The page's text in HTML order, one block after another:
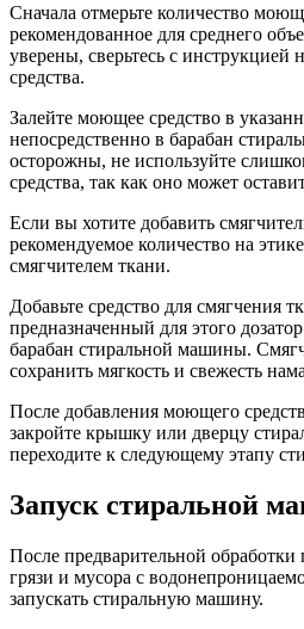
Сначала отмерьте количество
рекомендованное для среднего
уверены, сверьтесь с инструкцией
средства.
Залейте моющее средство в
непосредственно в барабан
осторожны, не используйте
средства, так как оно может
Если вы хотите добавить
рекомендуемое количество на
смягчителем ткани.
Добавьте средство для смягчения
предназначенный для этого
барабан стиральной машины.
сохранить мягкость и свежесть
После добавления моющего
закройте крышку или дверцу
переходите к следующему этапу
Запуск стиральной
После предварительной
грязи и мусора с
запускать стиральную машину.